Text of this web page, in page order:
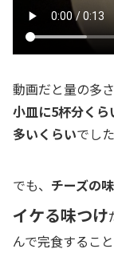
動画だと量の多
小皿に5杯分く
多いくらいでした
でも、 チーズの
イケる味つけ
んで完食するこ